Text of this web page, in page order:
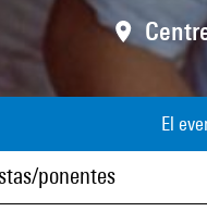
El
ponentes